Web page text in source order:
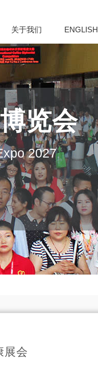
关于我们 ENGLISH
览会
2027
展会